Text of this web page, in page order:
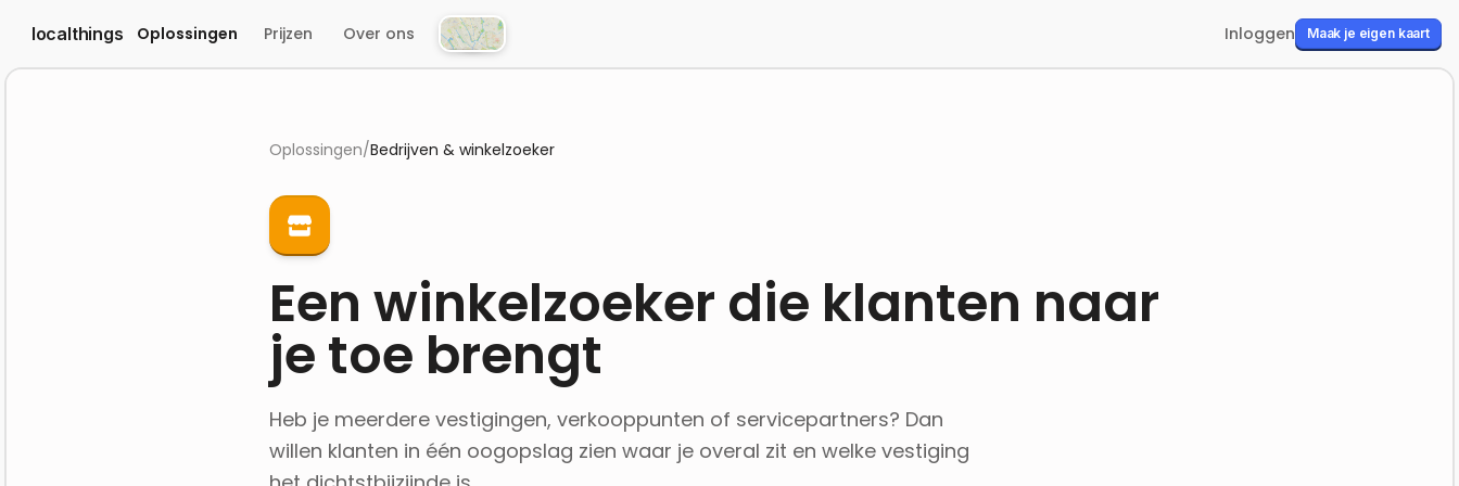
localthings Oplossingen Prijzen Over ons
Atlas
Inloggen Maak je eigen kaart
Oplossingen/Bedrijven & winkelzoeker
Een winkelzoeker die klanten naar
je toe brengt
Heb je meerdere vestigingen, verkooppunten of servicepartners? Dan
willen klanten in één oogopslag zien waar je overal zit en welke vestiging